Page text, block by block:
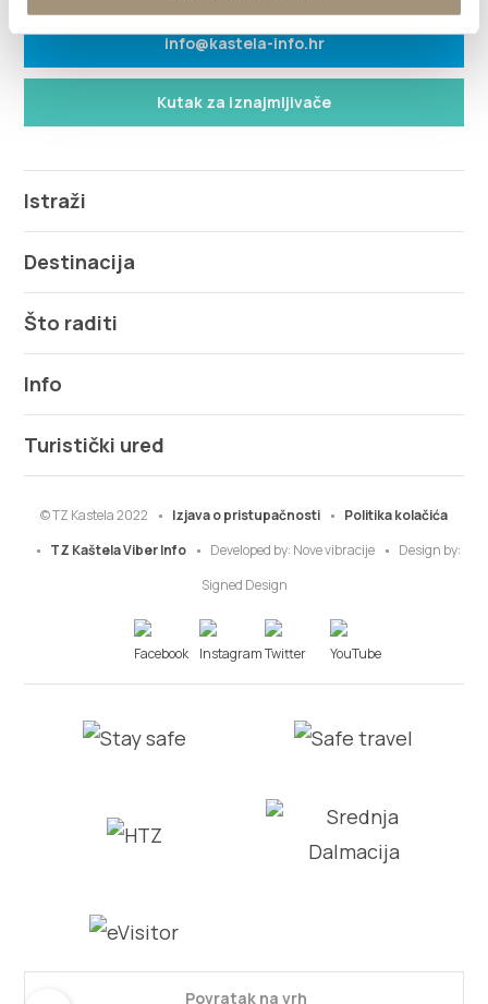
info@kastela-info.hr
Kutak za iznajmljivače
Istraži
Destinacija
Što raditi
Info
Turistički ured
© TZ Kastela 2022 Izjava o pristupačnosti
Politika kolačića
TZ Kaštela Viber Info
Developed by: Nove vibracije
Design by:
Signed Design
Povratak na vrh